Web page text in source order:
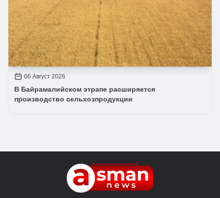
06 Август 2026
В Байрамалийском этрапе расширяется
производство сельхозпродукции